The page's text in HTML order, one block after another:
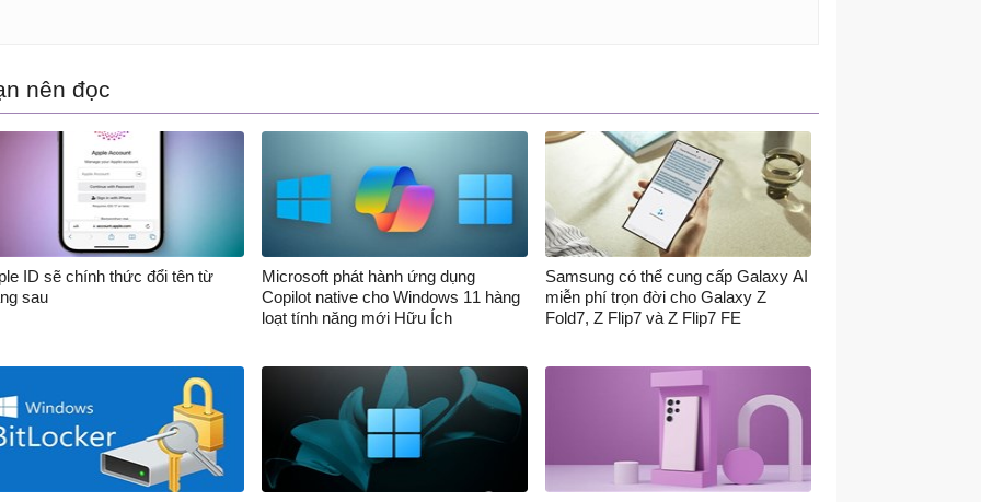
nên đọc
ID sẽ chính thức đổi tên từ
sau
Microsoft phát hành ứng dụng
Copilot native cho Windows 11 hàng
loạt tính năng mới Hữu Ích
Samsung có thể cung cấp Galaxy AI
miễn phí trọn đời cho Galaxy Z
Fold7, Z Flip7 và Z Flip7 FE